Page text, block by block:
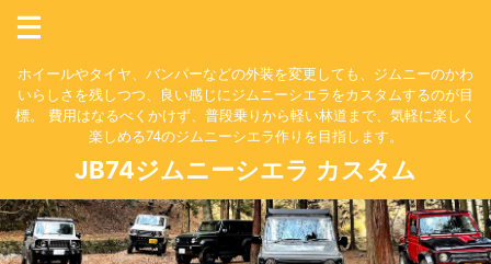
ホイールやタイヤ、バンパーなどの外装を変更しても、ジムニーのかわ
いらしさを残しつつ、良い感じにジムニーシエラをカスタムするのが目
標。 費用はなるべくかけず、普段乗りから軽い林道まで、気軽に楽しく
楽しめる74のジムニーシエラ作りを目指します。
JB74ジムニーシエラ カスタム